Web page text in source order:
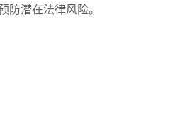
潜在法律风险。